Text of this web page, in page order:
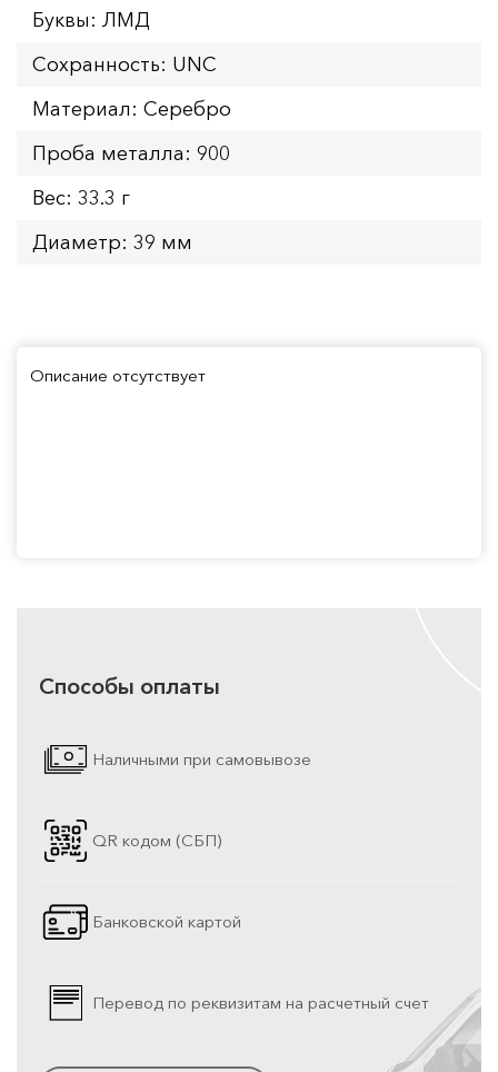
Буквы: ЛМД
Сохранность: UNC
Материал: Серебро
Проба металла: 900
Вес: 33.3 г
Диаметр: 39 мм
Описание отсутствует
Способы оплаты
Наличными при самовывозе
QR кодом (СБП)
Банковской картой
Перевод по реквизитам на расчетный счет